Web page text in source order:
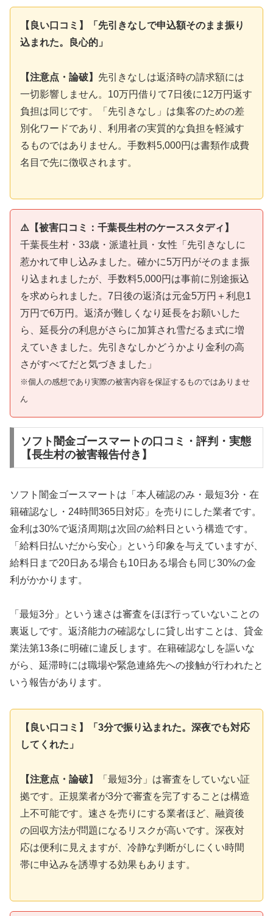
【良い口コミ】「先引きなしで申込額そのまま振り
込まれた。良心的」
【注意点・論破】 先引きなしは返済時の請求額には
一切影響しません。10万円借りて7日後に12万円返す
負担は同じです。「先引きなし」は集客のための差
別化ワードであり、利用者の実質的な負担を軽減す
るものではありません。手数料5,000円は書類作成費
名目で先に徴収されます。
⚠️【被害口コミ：千葉長生村のケーススタディ】
千葉長生村・33歳・派遣社員・女性「先引きなしに
惹かれて申し込みました。確かに5万円がそのまま振
り込まれましたが、手数料5,000円は事前に別途振込
を求められました。7日後の返済は元金5万円＋利息1
万円で6万円。返済が難しくなり延長をお願いした
ら、延長分の利息がさらに加算され雪だるま式に増
えていきました。先引きなしかどうかより金利の高
さがすべてだと気づきました」
※個人の感想であり実際の被害内容を保証するものではありませ
ん
ソフト闇金ゴースマートの口コミ・評判・実態
【長生村の被害報告付き】
ソフト闇金ゴースマートは「本人確認のみ・最短3分・在
籍確認なし・24時間365日対応」を売りにした業者です。
金利は30%で返済周期は次回の給料日という構造です。
「給料日払いだから安心」という印象を与えていますが、
給料日まで20日ある場合も10日ある場合も同じ30%の金
利がかかります。
「最短3分」という速さは審査をほぼ行っていないことの
裏返しです。返済能力の確認なしに貸し出すことは、貸金
業法第13条に明確に違反します。在籍確認なしを謳いな
がら、延滞時には職場や緊急連絡先への接触が行われたと
いう報告があります。
【良い口コミ】「3分で振り込まれた。深夜でも対応
してくれた」
【注意点・論破】
「最短3分」は審査をしていない証
拠です。正規業者が3分で審査を完了することは構造
上不可能です。速さを売りにする業者ほど、融資後
の回収方法が問題になるリスクが高いです。深夜対
応は便利に見えますが、冷静な判断がしにくい時間
帯に申込みを誘導する効果もあります。